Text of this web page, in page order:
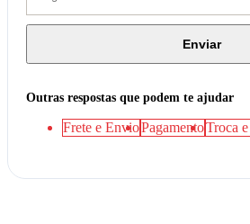
Enviar
Outras respostas que podem te ajudar
Frete e EnvioPagamentoTroca